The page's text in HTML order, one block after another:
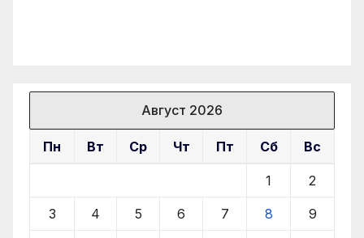
Август 2026
Пн Вт Ср Чт Пт Сб Вс
1 2
3 4 5 6 7 8 9